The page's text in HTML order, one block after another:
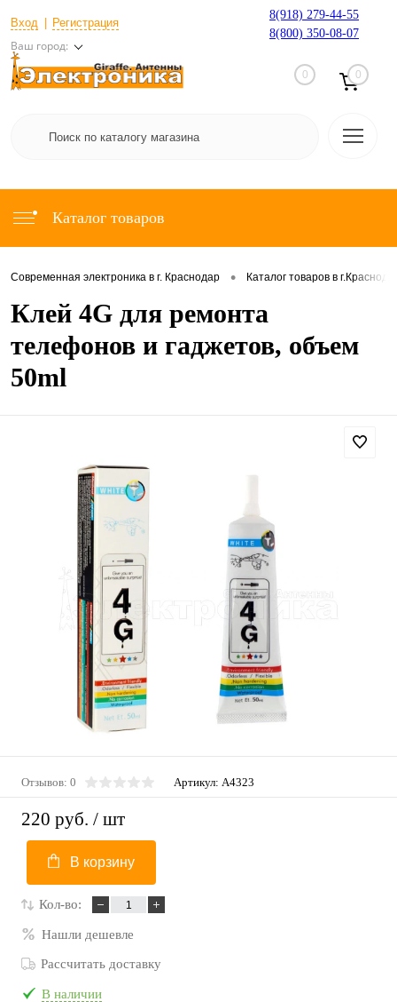
Вход Регистрация
Ваш город:
8(918) 279-44-55
8(800) 350-08-07
0 0
Каталог товаров
Современная электроника в г. Краснодар • Каталог товаров в
Клей 4G для ремонта
телефонов и гаджетов, объем
50ml
Отзывов: 0 Артикул: A4323
220 руб. / шт
В корзину
Кол-во:
Нашли дешевле
Рассчитать доставку
В наличии